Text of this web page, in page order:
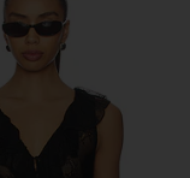
Lace Bustier in
Black001
American